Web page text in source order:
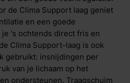
Allergen TechTM-
natuurlijke afwerking die
van huisstofmijt en
behulp van actieve
heeft een dubbele werking
&eacute;n blijvende
het eerste contact ervaar je
de Clima Support laag geniet
en een goede
's ochtends direct fris en
Clima Support-laag is ook
gebruikt: insnijdingen per
van je lichaam op het
ondersteunen. Traagschuim